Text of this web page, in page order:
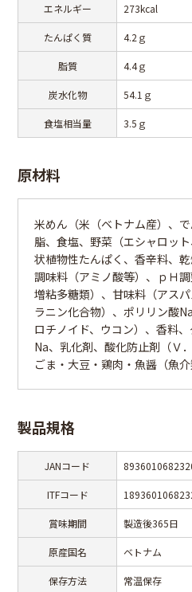
エネルギー
273kcal
たんぱく質 4.2ｇ
脂質 4.4ｇ
炭水化物 54.1ｇ
食塩相当量 3.5ｇ
原材料
米めん（米（ベトナム産）、
脂、食塩、野菜（エシャロッ
状植物性たんぱく、香辛料、乾
調味料（アミノ酸等）、ｐＨ調
増粘多糖類）、甘味料（アス
ラニン化合物）、ポリリン酸
ロチノイド、ウコン）、香料
Na、乳化剤、酸化防止剤（Ｖ
ごま・大豆・鶏肉・魚醤（魚介
製品規格
JANコード
ITFコード
賞味期間 製造後365日
原産国名 ベトナム
保存方法 常温保存